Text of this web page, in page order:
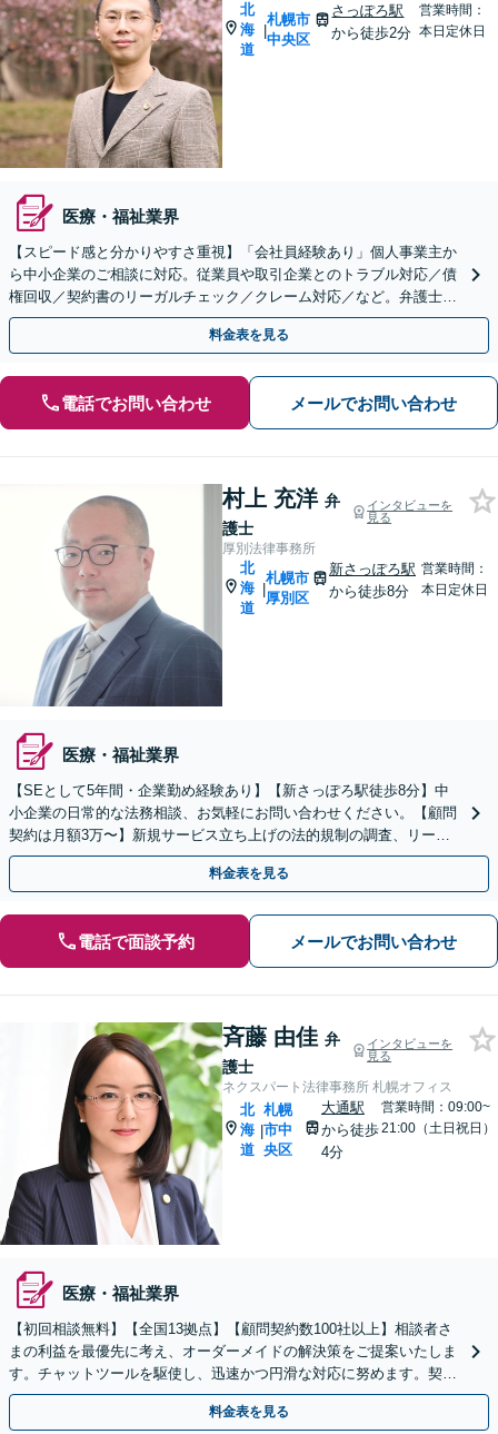
北
海
道
|
札幌市
中央区
さっぽろ駅
から徒歩2分
営業時間：
本日定休日
医療・福祉業界
【スピード感と分かりやすさ重視】「会社員経験あり」個人事業主か
ら中小企業のご相談に対応。従業員や取引企業とのトラブル対応／債
権回収／契約書のリーガルチェック／クレーム対応／など。弁護士相
談が初めての企業様へも全力で対応します！
料金表を見る
電話でお問い合わせ メールでお問い合わせ
村上 充洋 弁
護士
インタビューを
見る
厚別法律事務所
北
海
道
|
札幌市
厚別区
新さっぽろ駅
から徒歩8分
営業時間：
本日定休日
医療・福祉業界
【SEとして5年間・企業勤め経験あり】【新さっぽろ駅徒歩8分】中
小企業の日常的な法務相談、お気軽にお問い合わせください。【顧問
契約は月額3万〜】新規サービス立ち上げの法的規制の調査、リーガ
ルチェックも対応。【初回相談無料】
料金表を見る
電話で面談予約 メールでお問い合わせ
斉藤 由佳 弁
護士
インタビューを
見る
ネクスパート法律事務所 札幌オフィス
北
海
道
|
札幌
市中
央区
大通駅
から徒歩
4分
営業時間：09:00~
21:00（土日祝日）
医療・福祉業界
【初回相談無料】【全国13拠点】【顧問契約数100社以上】相談者さ
まの利益を最優先に考え、オーダーメイドの解決策をご提案いたしま
す。チャットツールを駆使し、迅速かつ円滑な対応に努めます。契約
書レビューは原則翌日に対応します【夜間・休日対応】
料金表を見る